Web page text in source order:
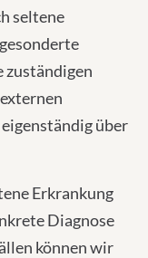
seltene
zuständigen
über
Erkrankung
Diagnose
können wir